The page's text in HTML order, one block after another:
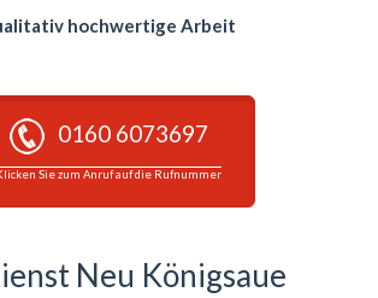
hochwertige Arbeit
0160 6073697
Sie zum Anruf auf die Rufnummer
Neu Königsaue